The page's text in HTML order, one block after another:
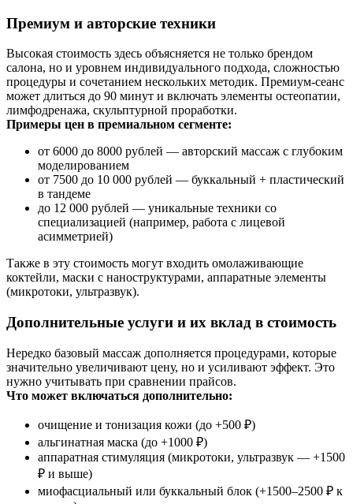
Премиум и авторские техники
Высокая стоимость здесь объясняется не только брендом
салона, но и уровнем индивидуального подхода, сложностью
процедуры и сочетанием нескольких методик. Премиум-сеанс
может длиться до 90 минут и включать элементы остеопатии,
лимфодренажа, скульптурной проработки.
Примеры цен в премиальном сегменте:
от 6000 до 8000 рублей — авторский массаж с глубоким
моделированием
от 7500 до 10 000 рублей — буккальный + пластический
в тандеме
до 12 000 рублей — уникальные техники со
специализацией (например, работа с лицевой
асимметрией)
Также в эту стоимость могут входить омолаживающие
коктейли, маски с наноструктурами, аппаратные элементы
(микротоки, ультразвук).
Дополнительные услуги и их вклад в стоимость
Нередко базовый массаж дополняется процедурами, которые
значительно увеличивают цену, но и усиливают эффект. Это
нужно учитывать при сравнении прайсов.
Что может включаться дополнительно:
очищение и тонизация кожи (до +500 ₽)
альгинатная маска (до +1000 ₽)
аппаратная стимуляция (микротоки, ультразвук — +1500
₽ и выше)
миофасциальный или буккальный блок (+1500–2500 ₽ к